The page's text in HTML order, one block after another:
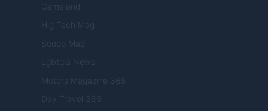
Gameland
Hig Tech Mag
Scoop Mag
Lgbtqia News
Motors Magazine 365
Day Travel 365